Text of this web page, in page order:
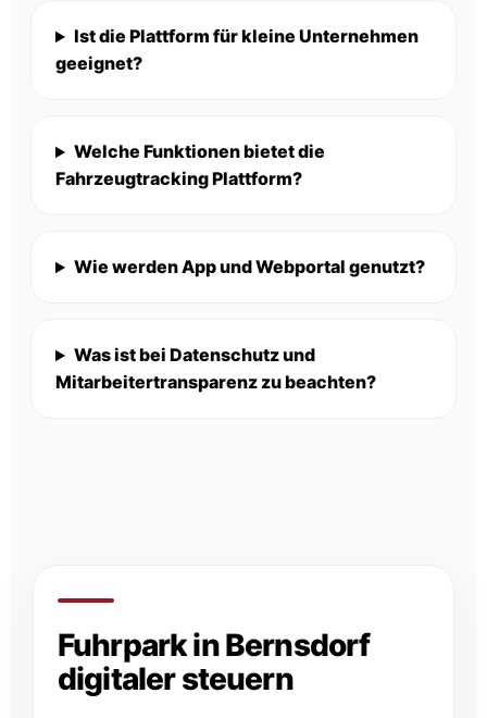
Ist die Plattform für kleine Unternehmen
geeignet?
Welche Funktionen bietet die
Fahrzeugtracking Plattform?
Wie werden App und Webportal genutzt?
Was ist bei Datenschutz und
Mitarbeitertransparenz zu beachten?
Fuhrpark in Bernsdorf
digitaler steuern